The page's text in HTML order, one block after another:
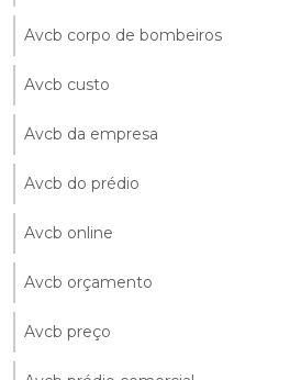
Avcb corpo de bombeiros
Avcb custo
Avcb da empresa
Avcb do prédio
Avcb online
Avcb orçamento
Avcb preço